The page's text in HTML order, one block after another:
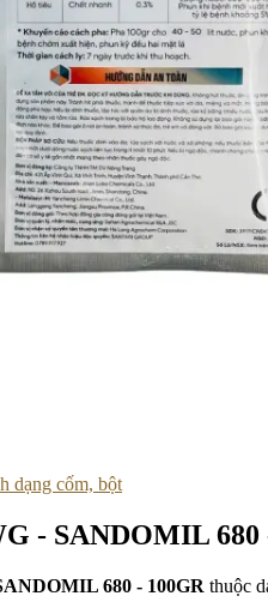
dạng cốm, bột
- SANDOMIL 680
680 - 100GR thuộc